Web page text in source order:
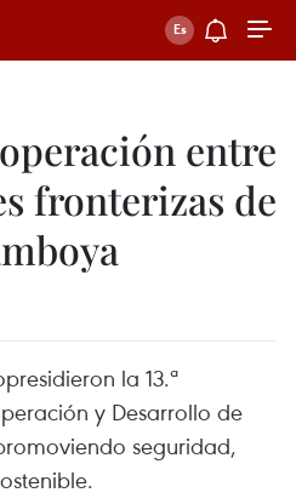
entre
fronterizas de
la 13.ª
y Desarrollo de
seguridad,